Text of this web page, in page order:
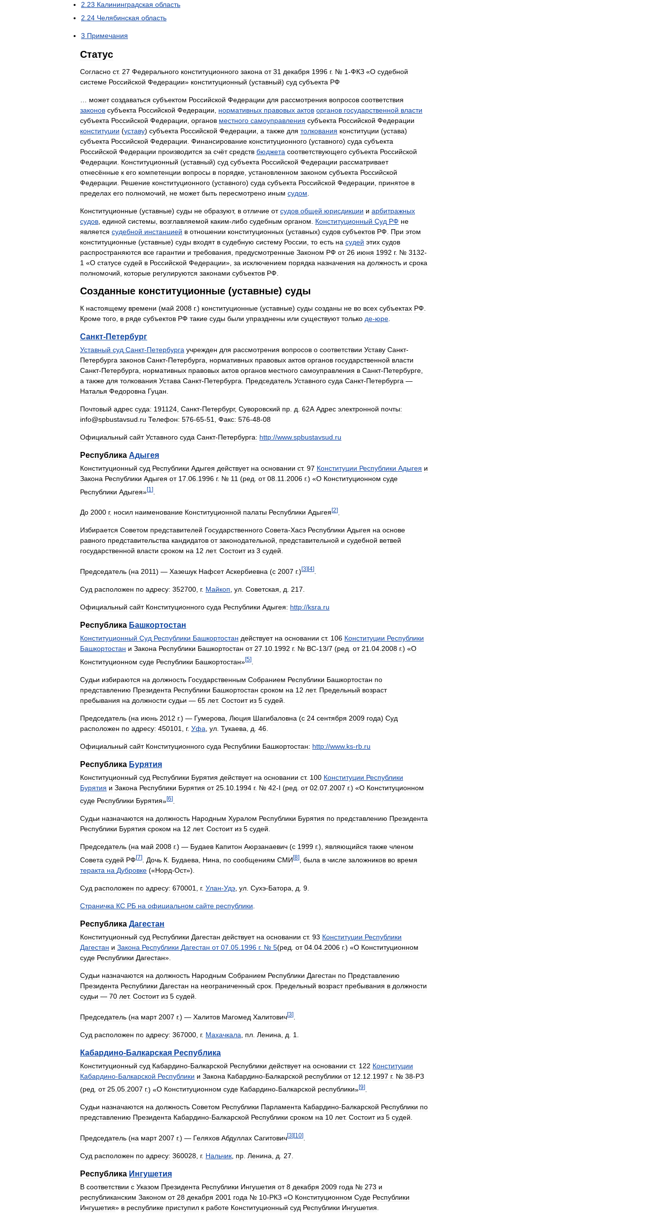
2 23 Калининградская область
2 24 Челябинская область
3 Примечания
Статус
Согласно ст. 27 Федерального конституционного закона от 31 декабря 1996 г. № 1-ФКЗ «О судебной
системе Российской Федерации» конституционный (уставный) суд субъекта РФ
может создаваться субъектом Российской Федерации для рассмотрения вопросов соответствия
законов субъекта Российской Федерации нормативных правовых актов органов государственной власти
субъекта Российской Федерации органов местного самоуправления субъекта Российской Федерации
конституции (уставу) субъекта Российской Федерации а также для толкования конституции (устава)
субъекта Российской Федерации Финансирование конституционного (уставного) суда субъекта
Российской Федерации производится за счёт средств бюджета соответствующего субъекта Российской
Федерации
Конституционный (уставный) суд субъекта Российской Федерации рассматривает
отнесённые к его компетенции вопросы в порядке установленном законом субъекта Российской
Федерации
Решение конституционного (уставного) суда субъекта Российской Федерации принятое в
пределах его полномочий не может быть пересмотрено иным судом
Конституционные (уставные) суды не образуют, в отличие от судов общей юрисдикции и арбитражных
судов единой системы возглавляемой каким-либо судебным органом Конституционный Суд РФ не
является судебной инстанцией в отношении конституционных (уставных) судов субъектов РФ При этом
конституционные (уставные) суды входят в судебную систему России то есть на судей этих судов
распространяются все гарантии и требования предусмотренные Законом РФ от 26 июня 1992 г. № 3132-
1 «О статусе судей в Российской Федерации», за исключением порядка назначения на должность и срока
полномочий
которые регулируются законами субъектов РФ
Созданные конституционные (уставные) суды
К настоящему времени (май 2008 г.) конституционные (уставные) суды созданы не во всех субъектах РФ
Кроме того в ряде субъектов РФ такие суды были упразднены или существуют только де-юре
Санкт-Петербург
Уставный суд Санкт-Петербурга учрежден для рассмотрения вопросов о соответствии Уставу Санкт-
Петербурга законов Санкт-Петербурга нормативных правовых актов органов государственной власти
Санкт-Петербурга нормативных правовых актов органов местного самоуправления в Санкт-Петербурге
а также для толкования Устава Санкт-Петербурга Председатель Уставного суда Санкт-Петербурга —
Наталья Федоровна Гуцан
Почтовый адрес суда: 191124 Санкт-Петербург, Суворовский пр д 62А Адрес электронной почты:
info@spbustavsud ru Телефон: 576-65-51 Факс: 576-48-08
Официальный сайт Уставного суда Санкт-Петербурга: http://www.spbustavsud ru
Республика Адыгея
Конституционный суд Республики Адыгея действует на основании ст. 97 Конституции Республики Адыгея и
Закона Республики Адыгея от 17 06 1996 г. № 11 (ред от 08 11 2006 г.) «О Конституционном суде
Республики Адыгея»[1 ]
До 2000 г. носил наименование Конституционной палаты Республики Адыгея[2]
Избирается Советом представителей Государственного Совета-Хасэ Республики Адыгея на основе
равного представительства кандидатов от законодательной, представительной и судебной ветвей
государственной власти сроком на 12 лет. Состоит из 3 судей.
Председатель (на 2011) — Хазешук Нафсет Аскербиевна (с 2007 г.) [3] [4]
Суд расположен по адресу: 352700 г. Майкоп ул Советская д 217
Официальный сайт Конституционного суда Республики Адыгея: http://ksra ru
Республика Башкортостан
Конституционный Суд Республики Башкортостан действует на основании ст. 106 Конституции Республики
Башкортостан и Закона Республики Башкортостан от 27 10 1992 г. № ВС-13/7 (ред от 21 04 2008 г.) «О
Конституционном суде Республики Башкортостан»[5]
Судьи избираются на должность Государственным Собранием Республики Башкортостан по
представлению Президента Республики Башкортостан сроком на 12 лет. Предельный возраст
пребывания на должности судьи — 65 лет. Состоит из 5 судей
Председатель (на июнь 2012 г.) — Гумерова Люция Шагибаловна (с 24 сентября 2009 года) Суд
расположен по адресу: 450101 г. Уфа ул Тукаева д 46
Официальный сайт Конституционного суда Республики Башкортостан: http://www. ks-rb ru
Республика Бурятия
Конституционный суд Республики Бурятия действует на основании ст. 100 Конституции Республики
Бурятия и Закона Республики Бурятия от 25 10 1994 г. № 42-I (ред от 02 07 2007 г.) «О Конституционном
суде Республики Бурятия»[6]
Судьи назначаются на должность Народным Хуралом Республики Бурятия по представлению Президента
Республики Бурятия сроком на 12 лет. Состоит из 5 судей.
Председатель (на май 2008 г.) — Будаев Капитон Аюрзанаевич (с 1999 г.), являющийся также членом
Совета судей РФ [7] Дочь К Будаева Нина по сообщениям СМИ [8] была в числе заложников во время
теракта на Дубровке («Норд-Ост»).
Суд расположен по адресу: 670001 г. Улан-Удэ ул Сухэ-Батора д 9
Страничка КС РБ на официальном сайте республики
Республика Дагестан
Конституционный суд Республики Дагестан действует на основании ст. 93 Конституции Республики
Дагестан и Закона Республики Дагестан от 07 05 1996 г. № 5(ред от 04 04 2006 г.) «О Конституционном
суде Республики Дагестан».
Судьи назначаются на должность Народным Собранием Республики Дагестан по Представлению
Президента Республики Дагестан на неограниченный срок Предельный возраст пребывания в должности
судьи — 70 лет. Состоит из 5 судей
Председатель (на март 2007 г.) — Халитов Магомед Халитович[3]
Суд расположен по адресу: 367000 г. Махачкала пл Ленина д 1
Кабардино-Балкарская Республика
Конституционный суд Кабардино-Балкарской Республики действует на основании ст. 122 Конституции
Кабардино-Балкарской Республики и Закона Кабардино-Балкарской республики от 12 12 1997 г. № 38-РЗ
(ред от 25 05 2007 г.) «О Конституционном суде Кабардино-Балкарской республики»[9]
Судьи назначаются на должность Советом Республики Парламента Кабардино-Балкарской Республики по
представлению Президента Кабардино-Балкарской Республики сроком на 10 лет. Состоит из 5 судей.
Председатель (на март 2007 г.) — Геляхов Абдуллах Сагитович[3] [10]
Суд расположен по адресу: 360028 г. Нальчик пр Ленина д 27
Республика Ингушетия
В соответствии с Указом Президента Республики Ингушетия от 8 декабря 2009 года № 273 и
республиканским Законом от 28 декабря 2001 года № 10-РКЗ «О Конституционном Суде Республики
Ингушетия» в республике приступил к работе Конституционный суд Республики Ингушетия